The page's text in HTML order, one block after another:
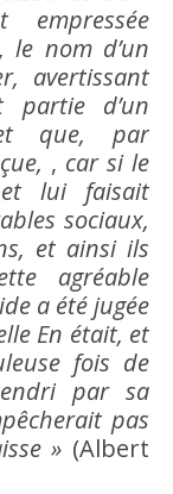
le nom d’un
avertissant
partie d’un
que, par
, car si le
lui faisait
sociaux,
et ainsi ils
agréable
a été jugée
En était, et
fois de
par sa
pas
» (Albert